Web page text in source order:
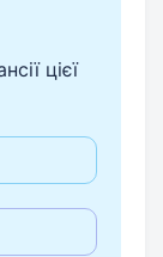
цієї